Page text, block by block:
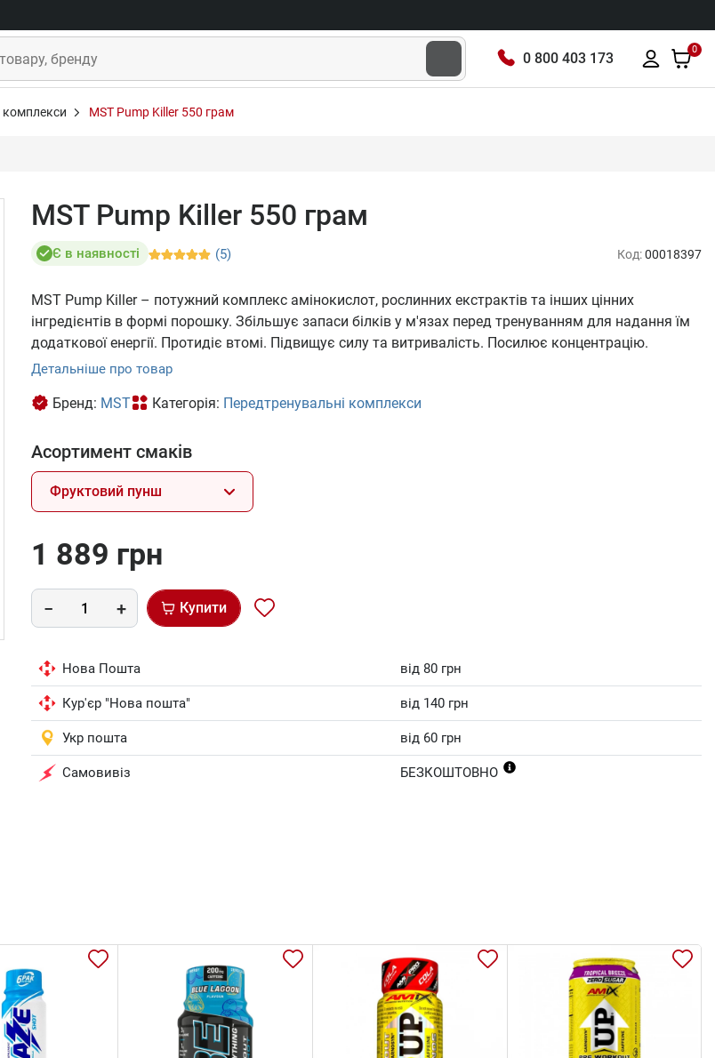
0 800 403 173
0
комплекси MST Pump Killer 550 грам
MST Pump Killer 550 грам
Є в наявності (5) Код:00018397
MST Pump Killer – потужний комплекс амінокислот, рослинних екстрактів та інших цінних
інгредієнтів в формі порошку. Збільшує запаси білків у м'язах перед тренуванням для надання їм
додаткової енергії. Протидіє втомі. Підвищує силу та витривалість. Посилює концентрацію.
Детальніше про товар
Бренд: MST Категорія: Передтренувальні комплекси
Асортимент смаків
Фруктовий пунш
1 889 грн
Купити
Нова Пошта від 80 грн
Кур'єр "Нова пошта" від 140 грн
Укр пошта від 60 грн
Самовивіз БЕЗКОШТОВНО